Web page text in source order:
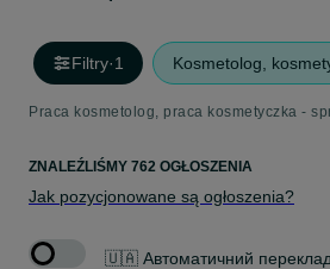
Filtry·1 Kosmetolog,
ZNALEŹLIŚMY 762 OGŁOSZENIA
Jak pozycjonowane są ogłoszenia?
🇺🇦 Автоматичний переклад